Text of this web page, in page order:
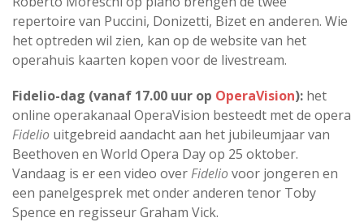
repertoire van Puccini, Donizetti, Bizet en anderen. Wie
het optreden wil zien, kan op de website van het
operahuis kaarten kopen voor de livestream.
Fidelio-dag (vanaf 17.00 uur op OperaVision): het
online operakanaal OperaVision besteedt met de opera
Fidelio uitgebreid aandacht aan het jubileumjaar van
Beethoven en World Opera Day op 25 oktober.
Vandaag is er een video overFideliovoor jongeren en
een panelgesprek met onder anderen tenor Toby
Spence en regisseur Graham Vick.